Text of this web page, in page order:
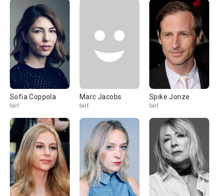
Sofia Coppola
Self
Marc Jacobs
Self
Spike Jonze
Self